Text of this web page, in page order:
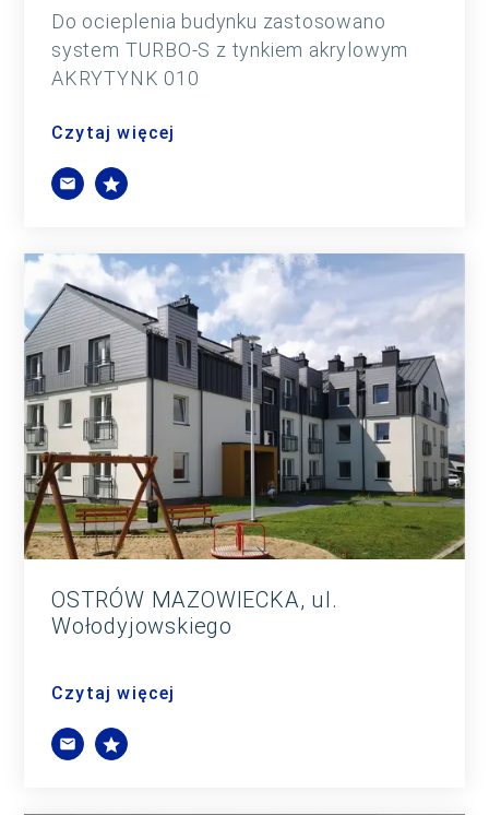
Do ocieplenia budynku zastosowano
system TURBO-S z tynkiem akrylowym
AKRYTYNK 010
Czytaj więcej
OSTRÓW MAZOWIECKA, ul.
Wołodyjowskiego
Czytaj więcej